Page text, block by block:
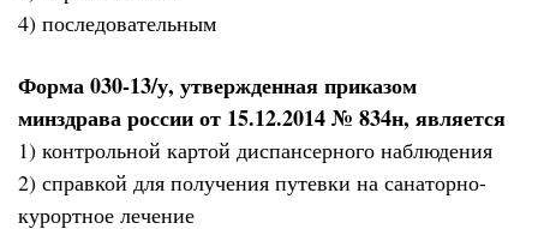
4) последовательным
Форма 030-13/у, утвержденная приказом
минздрава россии от 15.12.2014 № 834н, является
1) контрольной картой диспансерного наблюдения
2) справкой для получения путевки на санаторно-
курортное лечение